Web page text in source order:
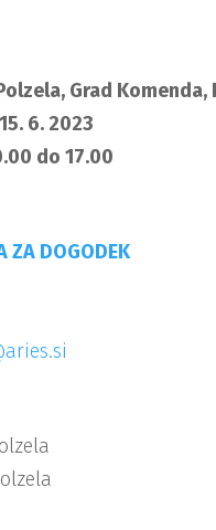
Grad Komenda,
6. 2023
do 17.00
ZA DOGODEK